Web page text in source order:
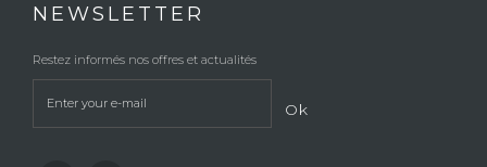
NEWSLETTER
Restez informés nos offres et actualités
Ok